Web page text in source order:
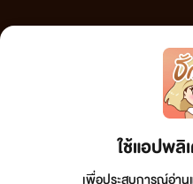
ใช้แอปพ
เพื่อประสบการณ์อ่า
เว็บไซต์แห่งนี้ไม่ได้เห็นด้วยและไม่ขอรับผิดชอบต่
วิจารณญาณในการกลั่นกรองด้วยตนเอง และหา
กรุณาแจ้งมาที่ tunwalai@ookbee.com เพื่อทีมง
ลิขสิทธิ์ตามพระราชบัญญัติลิขสิทธิ์ (ฉบับเพิ่มเติม)